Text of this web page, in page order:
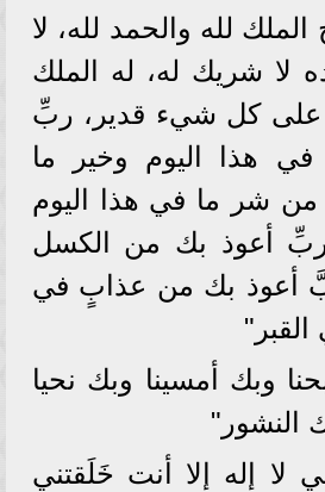
لله والحمد لله، لا
لا شريك له، له الملك
على كل شيء قدير، ربِّ
هذا اليوم وخير ما
من شر ما في هذا اليوم
أعوذ بك من الكسل
أعوذ بك من عذابٍ في
وبك أمسينا وبك نحيا
النشور"
لا إله إلا أنت خَلَقتني